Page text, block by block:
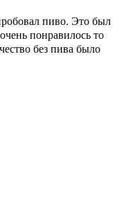
пиво. Это был
понравилось то
без пива было